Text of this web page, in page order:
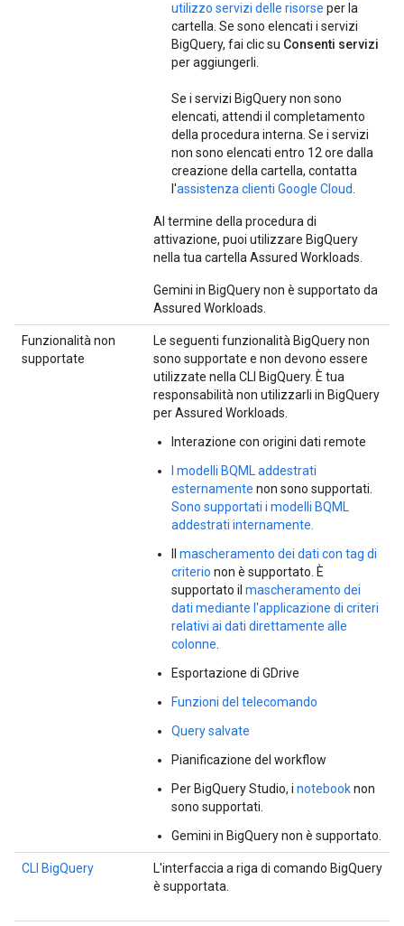
utilizzo servizi delle risorse per la
cartella. Se sono elencati i servizi
BigQuery, fai clic su Consenti servizi
per aggiungerli.
Se i servizi BigQuery non sono
elencati, attendi il completamento
della procedura interna. Se i servizi
non sono elencati entro 12 ore dalla
creazione della cartella, contatta
l'assistenza clienti Google Cloud
Al termine della procedura di
attivazione, puoi utilizzare BigQuery
nella tua cartella Assured Workloads.
Gemini in BigQuery non è supportato da
Assured Workloads.
Funzionalità non
supportate
Le seguenti funzionalità BigQuery non
sono supportate e non devono essere
utilizzate nella CLI BigQuery. È tua
responsabilità non utilizzarli in BigQuery
per Assured Workloads.
Interazione con origini dati remote
I modelli BQML addestrati
esternamente non sono supportati.
Sono supportati i modelli BQML
addestrati internamente.
mascheramento dei dati con tag di
criterio non è supportato. È
supportato il mascheramento dei
dati mediante l'applicazione di criteri
relativi ai dati direttamente alle
colonne
Esportazione di GDrive
Funzioni del telecomando
Query salvate
Pianificazione del workflow
Per BigQuery Studio, i notebooknon
sono supportati.
Gemini in BigQuery non è supportato.
CLI BigQuery
L'interfaccia a riga di comando BigQuery
è supportata.